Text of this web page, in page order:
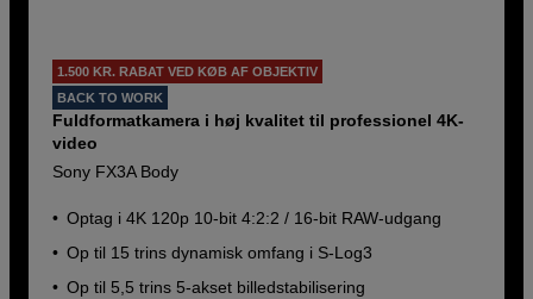
1.500 KR. RABAT VED KØB AF OBJEKTIV
BACK TO WORK
Fuldformatkamera i høj kvalitet til professionel 4K-
video
Sony FX3A Body
Optag i 4K 120p 10-bit 4:2:2 / 16-bit RAW-udgang
Op til 15 trins dynamisk omfang i S-Log3
Op til 5,5 trins 5-akset billedstabilisering